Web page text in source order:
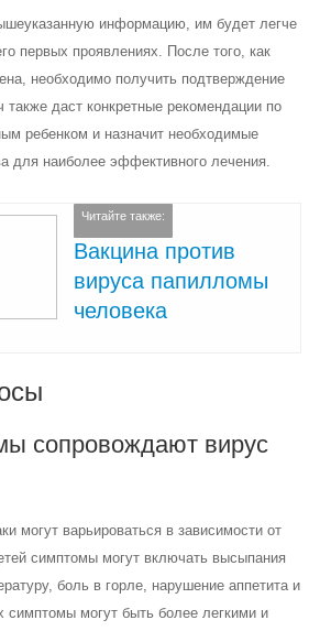
информацию, им будет легче
первых проявлениях. После того, как
необходимо получить подтверждение
также даст конкретные рекомендации по
ребенком и назначит необходимые
для наиболее эффективного лечения.
Читайте также:
Вакцина против
вируса папилломы
человека
сопровождают вирус
могут варьироваться в зависимости от
симптомы могут включать высыпания
боль в горле, нарушение аппетита и
симптомы могут быть более легкими и